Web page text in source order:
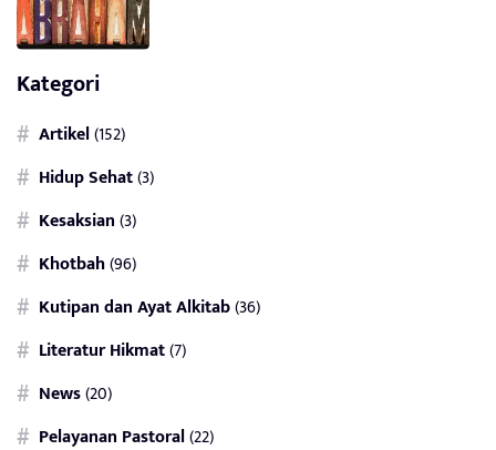
Kategori
Artikel(152)
Hidup Sehat(3)
Kesaksian(3)
Khotbah(96)
Kutipan dan Ayat Alkitab(36)
Literatur Hikmat(7)
News(20)
Pelayanan Pastoral(22)